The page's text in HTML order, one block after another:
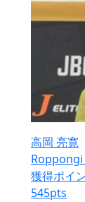
高岡 亮寛
Roppongi
獲得ポイ
545pts